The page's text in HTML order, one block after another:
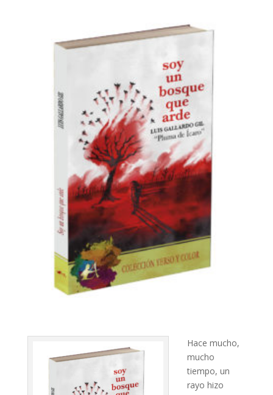
Hace mucho,
mucho
tiempo, un
rayo hizo